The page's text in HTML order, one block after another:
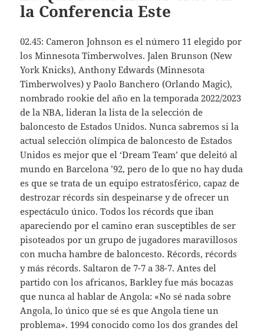
la Conferencia Este
02.45: Cameron Johnson es el número 11 elegido por
los Minnesota Timberwolves. Jalen Brunson (New
York Knicks), Anthony Edwards (Minnesota
Timberwolves) y Paolo Banchero (Orlando Magic),
nombrado rookie del año en la temporada 2022/2023
de la NBA, lideran la lista de la selección de
baloncesto de Estados Unidos. Nunca sabremos si la
actual selección olímpica de baloncesto de Estados
Unidos es mejor que el ‘Dream Team’ que deleitó al
mundo en Barcelona ’92, pero de lo que no hay duda
es que se trata de un equipo estratosférico, capaz de
destrozar récords sin despeinarse y de ofrecer un
espectáculo único. Todos los récords que iban
apareciendo por el camino eran susceptibles de ser
pisoteados por un grupo de jugadores maravillosos
con mucha hambre de baloncesto. Récords, récords
y más récords. Saltaron de 7-7 a 38-7. Antes del
partido con los africanos, Barkley fue más bocazas
que nunca al hablar de Angola: «No sé nada sobre
Angola, lo único que sé es que Angola tiene un
problema». 1994 conocido como los dos grandes del